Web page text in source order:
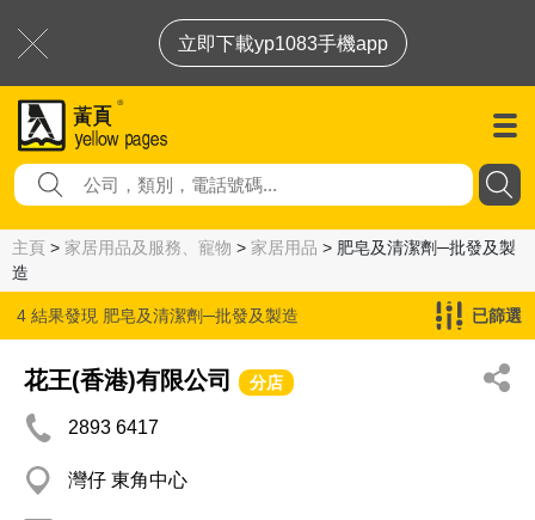
立即下載yp1083手機app
主頁 > 家居用品及服務、寵物 > 家居用品 > 肥皂及清潔劑─批發及製
造
4 結果發現 肥皂及清潔劑─批發及製造 已篩選
花王(香港)有限公司 分店
2893 6417
灣仔 東角中心